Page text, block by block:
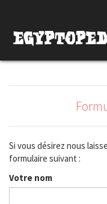
Si vous désirez nous
formulaire suivant :
Votre nom